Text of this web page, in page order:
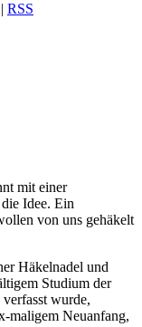
RSS
mit einer
Idee. Ein
von uns gehäkelt
Häkelnadel und
Studium der
wurde,
maligem Neuanfang,